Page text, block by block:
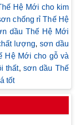
Hệ Mới cho kim
chống rỉ Thế Hệ
dầu Thế Hệ Mới
lượng, sơn dầu
Hệ Mới cho gỗ và
thất, sơn dầu Thế
tốt